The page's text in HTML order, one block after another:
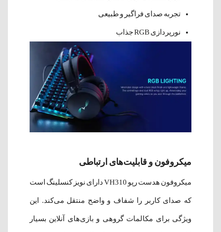
تجربه صدای فراگیر و طبیعی
نورپردازی RGB جذاب
میکروفون و قابلیت‌های ارتباطی
میکروفون هدست رپو VH310 دارای نویز کنسلینگ است
که صدای کاربر را شفاف و واضح منتقل می‌کند. این
ویژگی برای مکالمات گروهی و بازی‌های آنلاین بسیار